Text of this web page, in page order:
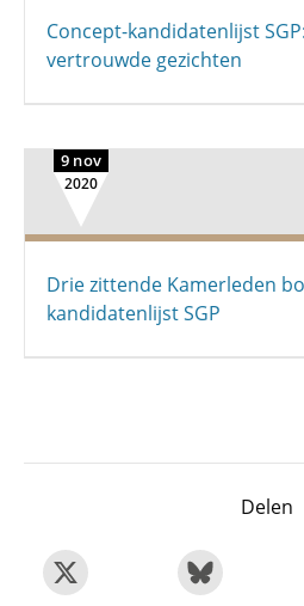
Concept-kandidatenlijst
vertrouwde gezichten
9 nov
2020
Drie zittende Kamerleden
kandidatenlijst SGP
Delen